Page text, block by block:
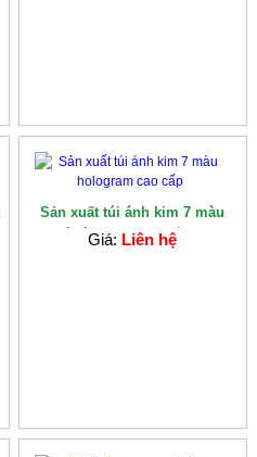
Sản xuất túi ánh kim 7 màu
hologram cao c�...
Giá: Liên hệ